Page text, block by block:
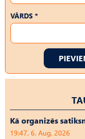
VĀRDS *
Kā organizēs
19:47, 6. Aug, 2026